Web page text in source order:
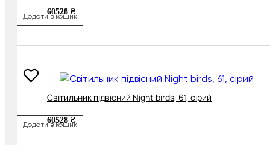
60528 ₴
Додати в кошик
Світильник підвісний Night birds, 61, сірий
60528 ₴
Додати в кошик